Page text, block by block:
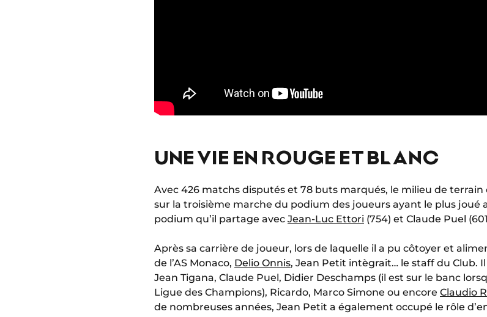
UNE VIE EN ROUGE ET BLANC
Avec 426 matchs disputés et 78 buts marqués, le milieu de terrain
sur la troisième marche du podium des joueurs ayant le plus joué
podium qu’il partage avec Jean-Luc Ettori (754) et Claude Puel
Après sa carrière de joueur, lors de laquelle il a pu côtoyer et
de l’AS Monaco, Delio Onnis, Jean Petit intègrait… le staff du Club. Il
Jean Tigana, Claude Puel, Didier Deschamps (il est sur le banc
Ligue des Champions), Ricardo, Marco Simone ou encore Claudio
de nombreuses années, Jean Petit a également occupé le rôle